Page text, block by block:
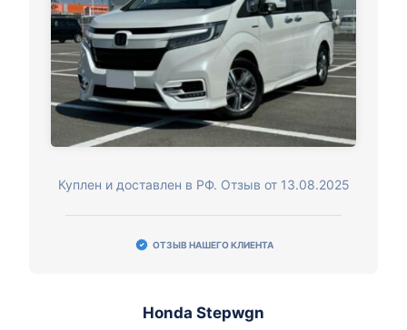
Куплен и доставлен в РФ. Отзыв от 13.08.2025
ОТЗЫВ НАШЕГО КЛИЕНТА
Honda Stepwgn